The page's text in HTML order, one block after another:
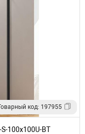
код: 197955
100x100U-BT